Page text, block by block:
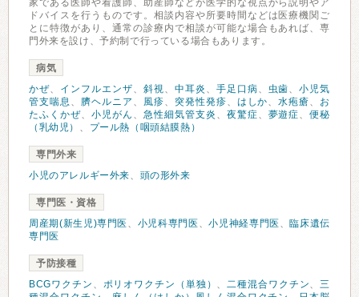
家である医師や看護師、助産師などが医学的な視点から説明やア
ドバイスを行うものです。相談内容や所要時間などは医療機関ご
とに特徴があり、通常の診療内で相談が可能な場合もあれば、専
門外来を設け、予約制で行っている場合もあります。
病気
かぜ、 インフルエンザ、 斜視、 中耳炎 、 手足口病、 虫歯、小児気
管支喘息 、 臍ヘルニア 、 風疹、 突発性発疹、 はしか、水疱瘡、 お
たふくかぜ、 小児がん 、 急性細気管支炎 、 夜驚症、 夢遊症、便秘
（乳幼児） 、 プール熱（咽頭結膜熱）
専門外来
小児のアレルギー外来、 頭の形外来
専門医・資格
周産期(新生児)専門医 、 小児科専門医 、小児神経専門医 、臨床遺伝
専門医
予防接種
BCGワクチン 、 ポリオワクチン（単独） 、二種混合ワクチン、三